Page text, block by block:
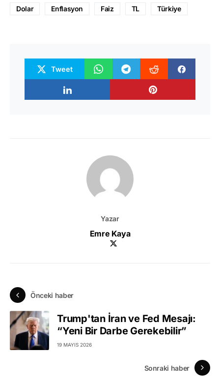
Dolar Enflasyon Faiz TL Türkiye
Tweet
Yazar
Emre Kaya
Önceki haber
Trump'tan İran ve Fed Mesajı:
“Yeni Bir Darbe Gerekebilir”
19 MAYIS 2026
Sonraki haber